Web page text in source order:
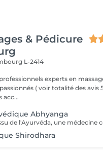
& Pédicure
L-2414
experts en
( voir totalité des avis
acc...
Abhyanga
Shirodhara